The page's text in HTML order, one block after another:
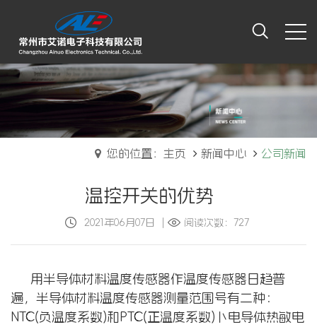
您的位置：主页 新闻中心 公司新闻
温控开关的优势
2021年06月07日 阅读次数：727
用半导体材料温度传感器作温度传感器日趋普
遍，半导体材料温度传感器测量范围号有二种：
NTC(负温度系数)和PTC(正温度系数)卜电导体热敏电